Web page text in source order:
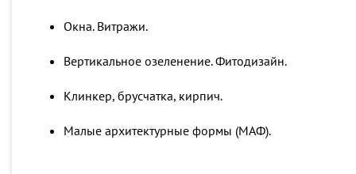
Окна. Витражи.
Вертикальное озеленение. Фитодизайн.
Клинкер, брусчатка, кирпич.
Малые архитектурные формы (МАФ).